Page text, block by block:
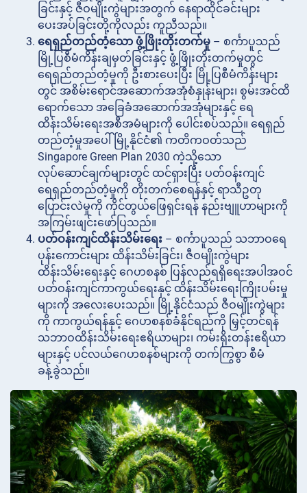
ခြင်းနှင့် ဇီဝမျိုးကွဲများအတွက် နေရာထိုင်ခင်းများ
ပေးအပ်ခြင်းတို့ကိုလည်း ကူညီသည်။
ရေရှည်တည်တံ့သော ဖွံ့ဖြိုးတိုးတက်မှု – စင်္ကာပူသည်
မြို့ပြစီမံကိန်းချမှတ်ခြင်းနှင့် ဖွံ့ဖြိုးတိုးတက်မှုတွင်
ရေရှည်တည်တံ့မှုကို ဦးစားပေးပြီး မြို့ပြစီမံကိန်းများ
တွင် အစိမ်းရောင်အဆောက်အအုံစံနှုန်းများ၊ စွမ်းအင်ထိ
ရောက်သော အခြေခံအဆောက်အအုံများနှင့် ရေ
ထိန်းသိမ်းရေးအစီအမံများကို ပေါင်းစပ်သည်။ ရေရှည်
တည်တံ့မှုအပေါ် မြို့နိုင်ငံ၏ ကတိကဝတ်သည်
Singapore Green Plan 2030 ကဲ့သို့သော
လုပ်ဆောင်ချက်များတွင် ထင်ရှားပြီး ပတ်ဝန်းကျင်
ရေရှည်တည်တံ့မှုကို တိုးတက်စေရန်နှင့် ရာသီဥတု
ပြောင်းလဲမှုကို ကိုင်တွယ်ဖြေရှင်းရန် နည်းဗျူဟာများကို
အကြမ်းဖျင်းဖော်ပြသည်။
ပတ်ဝန်းကျင်ထိန်းသိမ်းရေး – စင်္ကာပူသည် သဘာဝရေ
ပုန်းကောင်းများ ထိန်းသိမ်းခြင်း၊ ဇီဝမျိုးကွဲများ
ထိန်းသိမ်းရေးနှင့် ဂေဟစနစ် ပြန်လည်ရရှိရေးအပါအဝင်
ပတ်ဝန်းကျင်ကာကွယ်ရေးနှင့် ထိန်းသိမ်းရေးကြိုးပမ်းမှု
များကို အလေးပေးသည်။ မြို့နိုင်ငံသည် ဇီဝမျိုးကွဲများ
ကို ကာကွယ်ရန်နှင့် ဂေဟစနစ်ခံနိုင်ရည်ကို မြှင့်တင်ရန်
သဘာဝထိန်းသိမ်းရေးဧရိယာများ၊ ကမ်းရိုးတန်းဧရိယာ
များနှင့် ပင်လယ်ဂေဟစနစ်များကို တက်ကြွစွာ စီမံ
ခန့်ခွဲသည်။